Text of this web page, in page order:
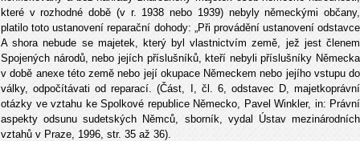
které v rozhodné době (v r. 1938 nebo 1939) nebyly německými občany,
platilo toto ustanovení reparační dohody: „Při provádění ustanovení odstavce
A shora nebude se majetek, který byl vlastnictvím země, jež jest členem
Spojených národů, nebo jejích příslušníků, kteří nebyli příslušníky Německa
v době anexe této země nebo její okupace Německem nebo jejího vstupu do
války, odpočítávati od reparací. (Část, I, čl. 6, odstavec D, majetkoprávní
otázky ve vztahu ke Spolkové republice Německo, Pavel Winkler, in: Právní
aspekty odsunu sudetských Němců, sborník, vydal Ústav mezinárodních
vztahů v Praze, 1996, str. 35 až 36).